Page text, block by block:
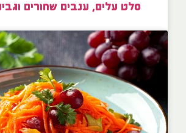
סלט עלים, ענבים שחורים